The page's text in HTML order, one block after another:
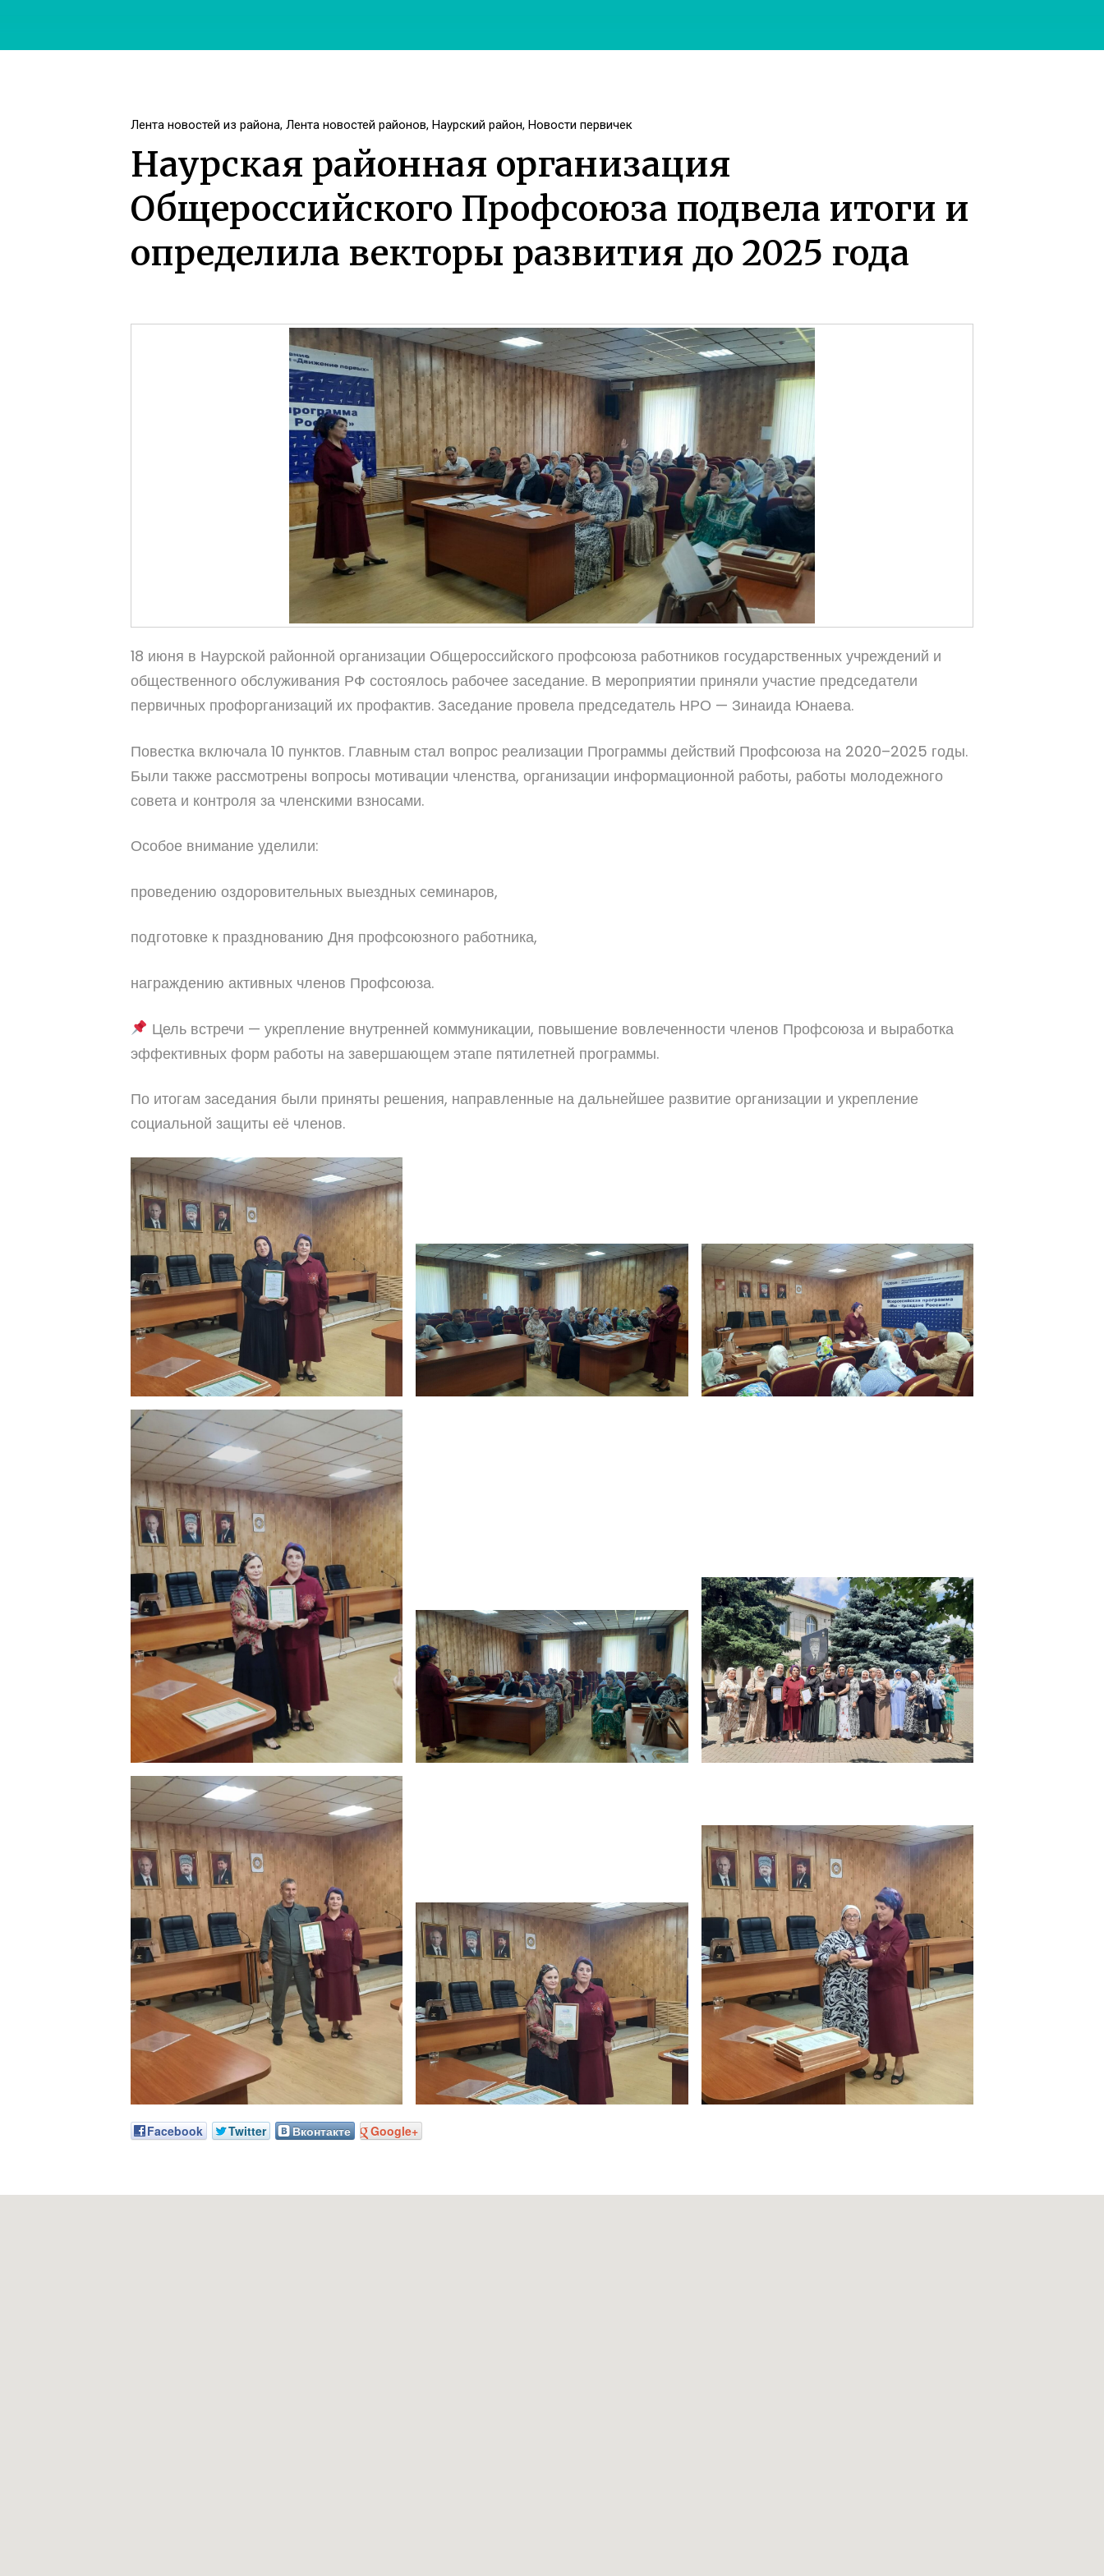
Лента новостей из района, Лента новостей районов, Наурский район, Новости первичек
Наурская районная организация
Общероссийского Профсоюза подвела итоги и
определила векторы развития до 2025 года
18 июня в Наурской районной организации Общероссийского профсоюза работников государственных учреждений и
общественного обслуживания РФ состоялось рабочее заседание. В мероприятии приняли участие председатели
первичных профорганизаций их профактив. Заседание провела председатель НРО — Зинаида Юнаева.
Повестка включала 10 пунктов. Главным стал вопрос реализации Программы действий Профсоюза на 2020–2025 годы.
Были также рассмотрены вопросы мотивации членства, организации информационной работы, работы молодежного
совета и контроля за членскими взносами.
Особое внимание уделили:
проведению оздоровительных выездных семинаров,
подготовке к празднованию Дня профсоюзного работника,
награждению активных членов Профсоюза.
Цель встречи — укрепление внутренней коммуникации, повышение вовлеченности членов Профсоюза и выработка
эффективных форм работы на завершающем этапе пятилетней программы.
По итогам заседания были приняты решения, направленные на дальнейшее развитие организации и укрепление
социальной защиты её членов.
Facebook Twitter Вконтакте Google+